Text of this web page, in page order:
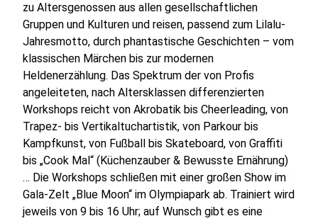
zu Altersgenossen aus allen gesellschaftlichen
Gruppen und Kulturen und reisen, passend zum Lilalu-
Jahresmotto, durch phantastische Geschichten – vom
klassischen Märchen bis zur modernen
Heldenerzählung. Das Spektrum der von Profis
angeleiteten, nach Altersklassen differenzierten
Workshops reicht von Akrobatik bis Cheerleading, von
Trapez- bis Vertikaltuchartistik, von Parkour bis
Kampfkunst, von Fußball bis Skateboard, von Graffiti
bis „Cook Mal“ (Küchenzauber & Bewusste Ernährung)
… Die Workshops schließen mit einer großen Show im
Gala-Zelt „Blue Moon“ im Olympiapark ab. Trainiert wird
jeweils von 9 bis 16 Uhr; auf Wunsch gibt es eine